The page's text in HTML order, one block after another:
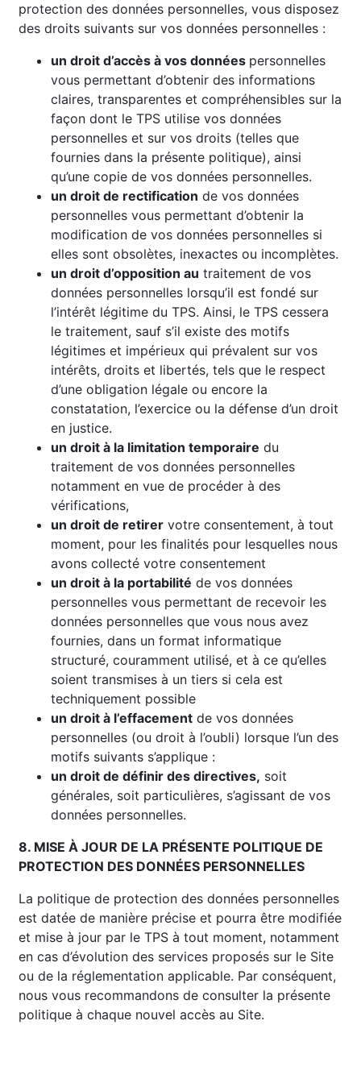
protection des données personnelles, vous disposez
des droits suivants sur vos données personnelles :
un droit d’accès à vos données personnelles
vous permettant d’obtenir des informations
claires, transparentes et compréhensibles sur la
façon dont le TPS utilise vos données
personnelles et sur vos droits (telles que
fournies dans la présente politique), ainsi
qu’une copie de vos données personnelles.
un droit de rectification de vos données
personnelles vous permettant d’obtenir la
modification de vos données personnelles si
elles sont obsolètes, inexactes ou incomplètes.
un droit d’opposition au traitement de vos
données personnelles lorsqu’il est fondé sur
l’intérêt légitime du TPS. Ainsi, le TPS cessera
le traitement, sauf s’il existe des motifs
légitimes et impérieux qui prévalent sur vos
intérêts, droits et libertés, tels que le respect
d’une obligation légale ou encore la
constatation, l’exercice ou la défense d’un droit
en justice.
un droit à la limitation temporaire du
traitement de vos données personnelles
notamment en vue de procéder à des
vérifications,
un droit de retirer votre consentement, à tout
moment, pour les finalités pour lesquelles nous
avons collecté votre consentement
un droit à la portabilité de vos données
personnelles vous permettant de recevoir les
données personnelles que vous nous avez
fournies, dans un format informatique
structuré, couramment utilisé, et à ce qu’elles
soient transmises à un tiers si cela est
techniquement possible
un droit à l’effacement de vos données
personnelles (ou droit à l’oubli) lorsque l’un des
motifs suivants s’applique :
un droit de définir des directives, soit
générales, soit particulières, s’agissant de vos
données personnelles.
8. MISE À JOUR DE LA PRÉSENTE POLITIQUE DE
PROTECTION DES DONNÉES PERSONNELLES
La politique de protection des données personnelles
est datée de manière précise et pourra être modifiée
et mise à jour par le TPS à tout moment, notamment
en cas d’évolution des services proposés sur le Site
ou de la réglementation applicable. Par conséquent,
nous vous recommandons de consulter la présente
politique à chaque nouvel accès au Site.